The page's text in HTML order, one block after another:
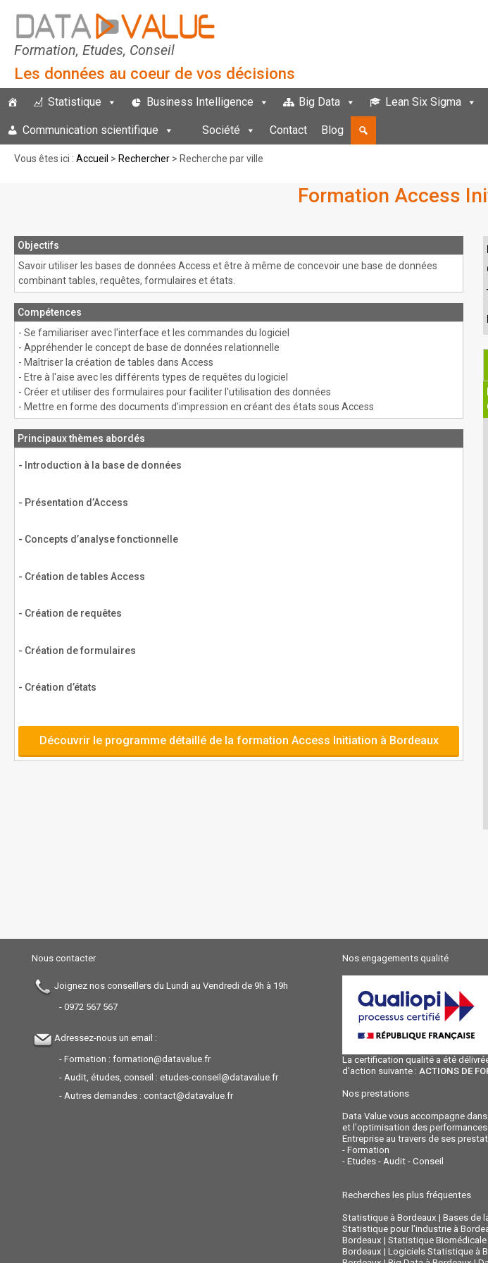
Formation, Etudes, Conseil
Les données au coeur de vos décisions
Statistique Business Intelligence Big Data Lean Six Sigma
Communication scientifique Société Contact Blog
Vous êtes ici : Accueil > Rechercher > Recherche par ville
Formation Access
Objectifs
Savoir utiliser les bases de données Access et être à même de concevoir une base de données
combinant tables, requêtes, formulaires et états.
Compétences
- Se familiariser avec l'interface et les commandes du logiciel
- Appréhender le concept de base de données relationnelle
- Maîtriser la création de tables dans Access
- Etre à l'aise avec les différents types de requêtes du logiciel
- Créer et utiliser des formulaires pour faciliter l'utilisation des données
- Mettre en forme des documents d'impression en créant des états sous Access
Principaux thèmes abordés
- Introduction à la base de données
- Présentation d’Access
- Concepts d’analyse fonctionnelle
- Création de tables Access
- Création de requêtes
- Création de formulaires
- Création d’états
Découvrir le programme détaillé de la formation Access Initiation à Bordeaux
Nous contacter
Joignez nos conseillers du Lundi au Vendredi de 9h à 19h
- 0972 567 567
Adressez-nous un email :
- Formation : formation@datavalue.fr
- Audit, études, conseil : etudes-conseil@datavalue.fr
- Autres demandes : contact@datavalue.fr
Nos engagements qualité
La certification qualité a été
d'action suivante : ACTIONS DE
Nos prestations
Data Value vous accompagne
et l'optimisation des performances
Entreprise au travers de ses
- Formation
- Etudes - Audit - Conseil
Recherches les plus fréquentes
Statistique à Bordeaux | Bases de
Statistique pour l'industrie à
Bordeaux | Statistique Biomédicale
Bordeaux | Logiciels Statistique à